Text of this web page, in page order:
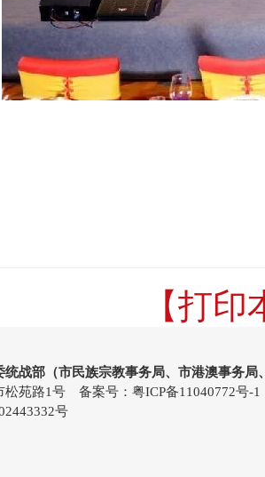
【打
统战部（市民族宗教事务局、市港澳事务局
松苑路1号 备案号： 粤ICP备11040772号-1
号